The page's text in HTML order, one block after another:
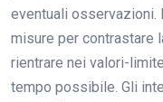
eventuali osservazioni.
misure per contrastare
rientrare nei valori-
tempo possibile. Gli